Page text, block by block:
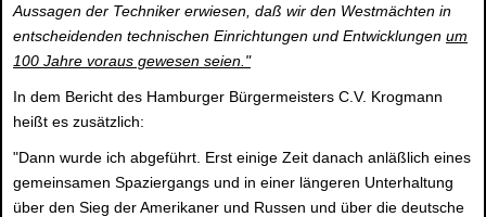
Aussagen der Techniker erwiesen, daß wir den Westmächten in
entscheidenden technischen Einrichtungen und Entwicklungen um
100 Jahre voraus gewesen seien."
In dem Bericht des Hamburger Bürgermeisters C.V. Krogmann
heißt es zusätzlich:
"Dann wurde ich abgeführt. Erst einige Zeit danach anläßlich eines
gemeinsamen Spaziergangs und in einer längeren Unterhaltung
über den Sieg der Amerikaner und Russen und über die deutsche